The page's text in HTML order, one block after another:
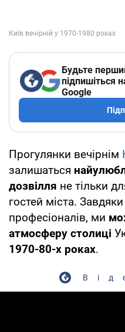
Будьте
підпишіться
Google
Прогулянки вечірнім
залишаться
дозвілля не тільки
гостей міста.
професіоналів, ми
атмосферу столиці
1970-80-х роках.